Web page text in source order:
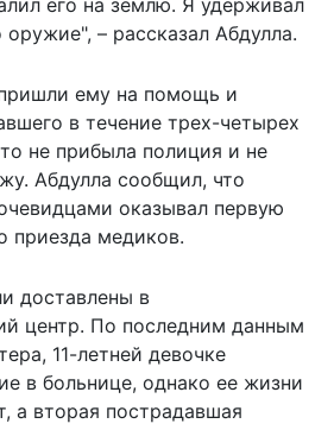
оружие", – рассказал Абдулла.
ему на помощь и
в течение трех-четырех
не прибыла полиция и не
Абдулла сообщил, что
оказывал первую
приезда медиков.
доставлены в
центр. По последним данным
11-летней девочке
в больнице, однако ее жизни
а вторая пострадавшая